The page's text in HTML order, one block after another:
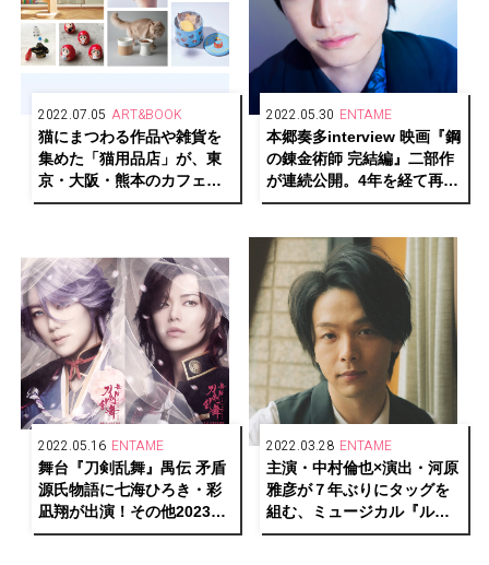
2022.07.05 ART&BOOK
猫にまつわる作品や雑貨を
集めた「猫用品店」が、東
京・大阪・熊本のカフェ＆
ブックス ビブリオテークで
2022.05.30 ENTAME
本郷奏多interview 映画『鋼
の錬金術師 完結編』二部作
が連続公開。4年を経て再確
認した本作の魅力と自身の
2022.05.16 ENTAME
舞台『刀剣乱舞』禺伝 矛盾
源氏物語に七海ひろき・彩
凪翔が出演！その他2023年
以降のラインナップも続々
2022.03.28 ENTAME
主演・中村倫也×演出・河原
雅彦が７年ぶりにタッグを
組む、ミュージカル『ルー
ドヴィヒ ～Beethoven The